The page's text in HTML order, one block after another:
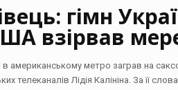
гімн
взірвав
американському метро заграв на
телеканалів Лідія Калініна. За її